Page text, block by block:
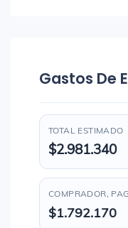
Gastos De
TOTAL ESTIMADO
$2.981.340
COMPRADOR,
$1.792.170